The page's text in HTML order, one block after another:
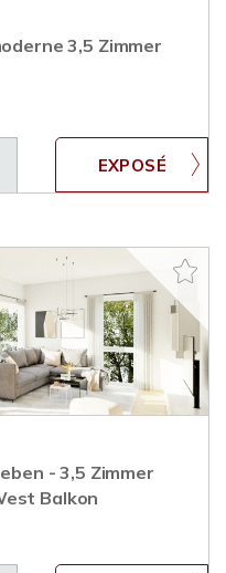
3,5 Zimmer
- 3,5 Zimmer
Balkon